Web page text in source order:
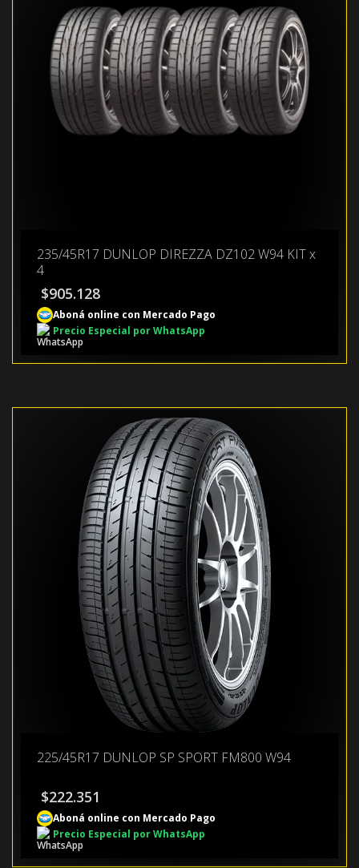
235/45R17 DUNLOP DIREZZA DZ102 W94 KIT x
4
$905.128
Aboná online con Mercado Pago
Precio Especial por WhatsApp
225/45R17 DUNLOP SP SPORT FM800 W94
$222.351
Aboná online con Mercado Pago
Precio Especial por WhatsApp